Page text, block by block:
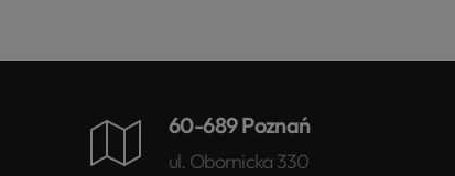
60-689 Poznań
ul. Obornicka 330